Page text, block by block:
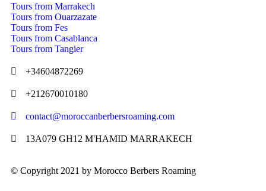
Tours from Marrakech
Tours from Ouarzazate
Tours from Fes
Tours from Casablanca
Tours from Tangier
+34604872269
+212670010180
contact@moroccanberbersroaming.com
13A079 GH12 M'HAMID MARRAKECH
© Copyright 2021 by Morocco Berbers Roaming